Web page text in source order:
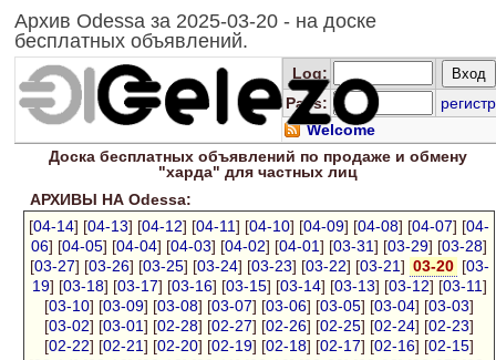
Архив Odessa за 2025-03-20 - на доске
бесплатных объявлений.
Log:
Pass:
регистр
Welcome
Доска бесплатныхобъявлений по продаже и обмену
"харда" для частных лиц
АРХИВЫ НА Odessa:
[04-14] [04-13] [04-12] [04-11] [04-10] [04-09] [04-08] [04-07] [04-
06] [04-05] [04-04] [04-03] [04-02] [04-01] [03-31] [03-29] [03-28]
[03-27] [03-26] [03-25] [03-24] [03-23] [03-22] [03-21] 03-20 [03-
19] [03-18] [03-17] [03-16] [03-15] [03-14] [03-13] [03-12] [03-11]
[03-10] [03-09] [03-08] [03-07] [03-06] [03-05] [03-04] [03-03]
[03-02] [03-01] [02-28] [02-27] [02-26] [02-25] [02-24] [02-23]
[02-22] [02-21] [02-20] [02-19] [02-18] [02-17] [02-16] [02-15]